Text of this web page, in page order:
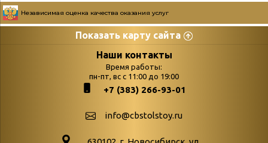
Независимая оценка качества оказания услуг
Показать карту сайта
Страницы
podvedenie-itogov-festivalya-
paskhalnaya-palitra
поступлений
Война. Народ.
Наши контакты
Время работы:
пн-пт, вс с 11:00 до 19:00
+7 (383) 266-93-01
info@cbstolstoy.ru